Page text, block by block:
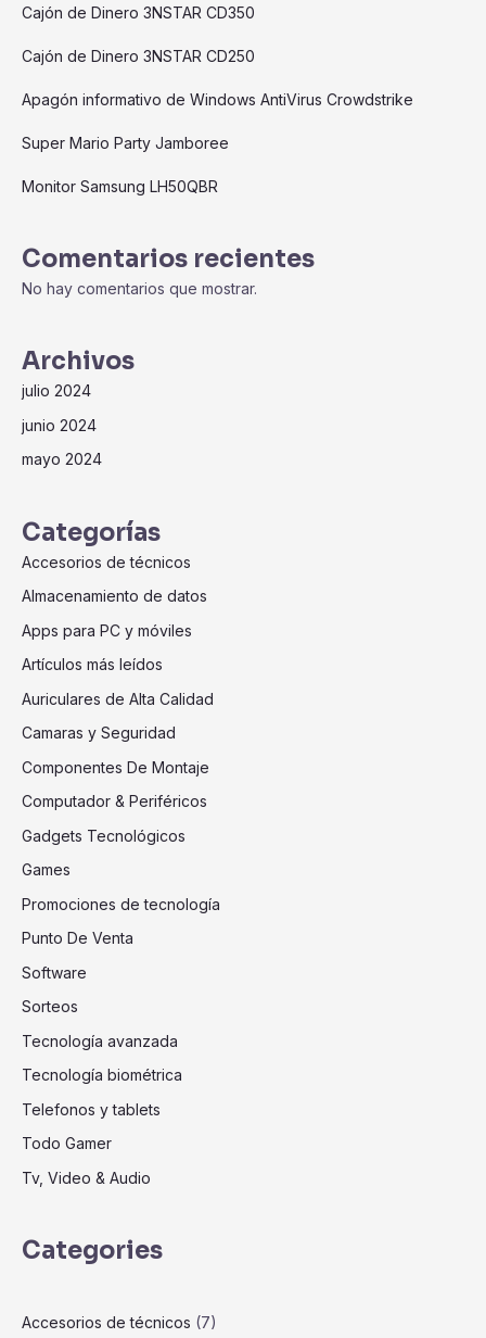
Cajón de Dinero 3NSTAR CD350
Cajón de Dinero 3NSTAR CD250
Apagón informativo de Windows AntiVirus Crowdstrike
Super Mario Party Jamboree
Monitor Samsung LH50QBR
Comentarios recientes
No hay comentarios que mostrar.
Archivos
julio 2024
junio 2024
mayo 2024
Categorías
Accesorios de técnicos
Almacenamiento de datos
Apps para PC y móviles
Artículos más leídos
Auriculares de Alta Calidad
Camaras y Seguridad
Componentes De Montaje
Computador & Periféricos
Gadgets Tecnológicos
Games
Promociones de tecnología
Punto De Venta
Software
Sorteos
Tecnología avanzada
Tecnología biométrica
Telefonos y tablets
Todo Gamer
Tv, Video & Audio
Categories
Accesorios de técnicos (7)